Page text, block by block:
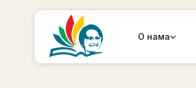
О нама